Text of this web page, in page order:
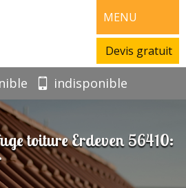
MENU
Devis gratuit
indisponible
toiture Erdeven 56410: